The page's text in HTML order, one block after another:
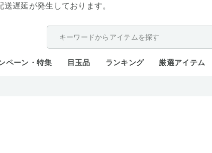
遅延が発生しております。
ペーン・特集 目玉品 ランキング 厳選アイテム